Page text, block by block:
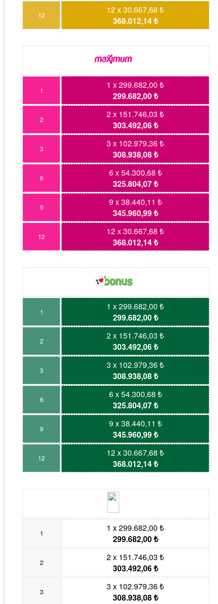
12
12 x 30.667,68 ₺
368.012,14 ₺
1
1 x 299.682,00 ₺
299.682,00 ₺
2
2 x 151.746,03 ₺
303.492,06 ₺
3
3 x 102.979,36 ₺
308.938,08 ₺
6
6 x 54.300,68 ₺
325.804,07 ₺
9
9 x 38.440,11 ₺
345.960,99 ₺
12
12 x 30.667,68 ₺
368.012,14 ₺
1
1 x 299.682,00 ₺
299.682,00 ₺
2
2 x 151.746,03 ₺
303.492,06 ₺
3
3 x 102.979,36 ₺
308.938,08 ₺
6
6 x 54.300,68 ₺
325.804,07 ₺
9
9 x 38.440,11 ₺
345.960,99 ₺
12
12 x 30.667,68 ₺
368.012,14 ₺
1
1 x 299.682,00 ₺
299.682,00 ₺
2
2 x 151.746,03 ₺
303.492,06 ₺
3
3 x 102.979,36 ₺
308.938,08 ₺